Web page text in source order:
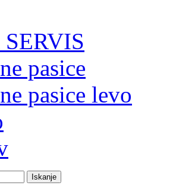
pasice
pasice levo